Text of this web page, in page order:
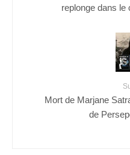
replonge dans le
Mort de Marjane
de